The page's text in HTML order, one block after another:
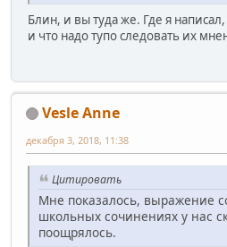
Блин, и вы туда же. Где я
и что надо тупо следовать их
Vesle Anne
декабря 3, 2018, 11:38
Цитировать
Мне показалось, выражение
школьных сочинениях у нас
поощрялось.